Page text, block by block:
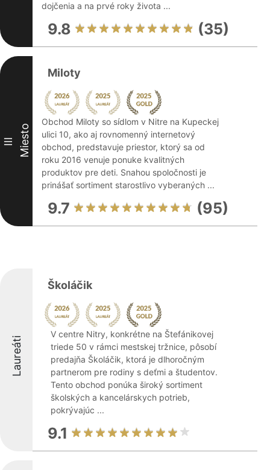
dojčenia a na prvé roky života ...
9.8 (35)
III Miesto
Miloty
Obchod Miloty so sídlom v Nitre na Kupeckej
ulici 10, ako aj rovnomenný internetový
obchod, predstavuje priestor, ktorý sa od
roku 2016 venuje ponuke kvalitných
produktov pre deti. Snahou spoločnosti je
prinášať sortiment starostlivo vyberaných ...
9.7 (95)
Laureáti
Školáčik
V centre Nitry, konkrétne na Štefánikovej
triede 50 v rámci mestskej tržnice, pôsobí
predajňa Školáčik, ktorá je dlhoročným
partnerom pre rodiny s deťmi a študentov.
Tento obchod ponúka široký sortiment
školských a kancelárskych potrieb,
pokrývajúc ...
9.1